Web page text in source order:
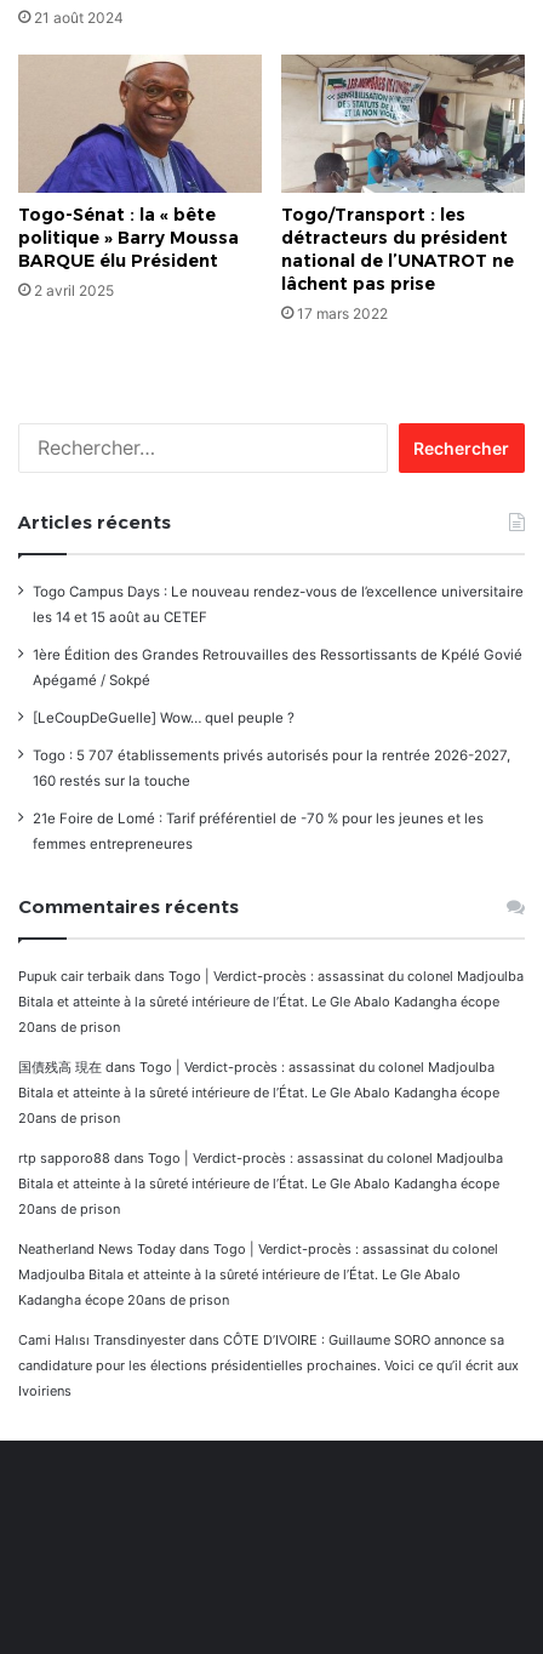
21 août 2024
Togo-Sénat : la « bête
politique » Barry Moussa
BARQUE élu Président
2 avril 2025
Togo/Transport : les
détracteurs du président
national de l’UNATROT ne
lâchent pas prise
17 mars 2022
Articles récents
Togo Campus Days : Le nouveau rendez-vous de l’excellence universitaire
les 14 et 15 août au CETEF
1ère Édition des Grandes Retrouvailles des Ressortissants de Kpélé Govié
Apégamé / Sokpé
[LeCoupDeGuelle] Wow… quel peuple ?
Togo : 5 707 établissements privés autorisés pour la rentrée 2026-2027,
160 restés sur la touche
21e Foire de Lomé : Tarif préférentiel de -70 % pour les jeunes et les
femmes entrepreneures
Commentaires récents
Pupuk cair terbaik dans Togo | Verdict-procès : assassinat du colonel Madjoulba
Bitala et atteinte à la sûreté intérieure de l’État. Le Gle Abalo Kadangha écope
20ans de prison
国債残高 現在 dans Togo | Verdict-procès : assassinat du colonel Madjoulba
Bitala et atteinte à la sûreté intérieure de l’État. Le Gle Abalo Kadangha écope
20ans de prison
rtp sapporo88 dans Togo | Verdict-procès : assassinat du colonel Madjoulba
Bitala et atteinte à la sûreté intérieure de l’État. Le Gle Abalo Kadangha écope
20ans de prison
Neatherland News Today dans Togo | Verdict-procès : assassinat du colonel
Madjoulba Bitala et atteinte à la sûreté intérieure de l’État. Le Gle Abalo
Kadangha écope 20ans de prison
Cami Halısı Transdinyester dans CÔTE D’IVOIRE : Guillaume SORO annonce sa
candidature pour les élections présidentielles prochaines. Voici ce qu’il écrit aux
Ivoiriens